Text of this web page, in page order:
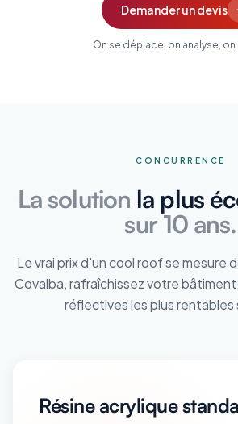
Demander un devis
On se déplace, on analyse,
CONCURRENCE
La solution la plus
sur 10 ans.
Le vrai prix d'un cool roof se mesure
Covalba, rafraîchissez votre
réflectives les plus rentables
Résine acrylique